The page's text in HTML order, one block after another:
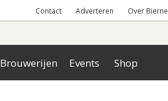
Contact Adverteren Over
Brouwerijen Events Shop